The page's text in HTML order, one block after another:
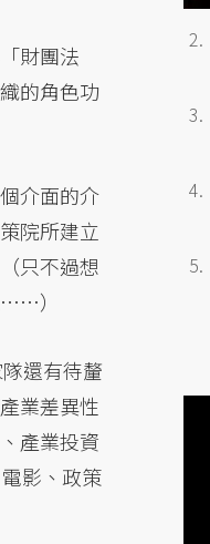
財團法
的角色功
介面的介
院所建立
只不過想
）
還有待釐
業差異性
產業投資
影、政策